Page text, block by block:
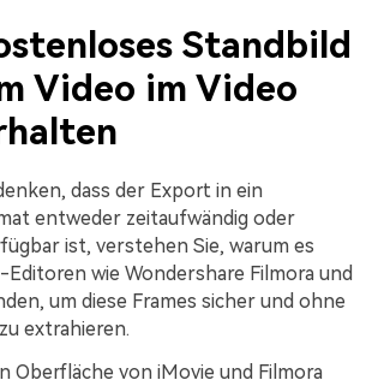
Standbild
Video im Video
dass der Export in ein
entweder zeitaufwändig oder
ist, verstehen Sie, warum es
wie Wondershare Filmora und
um diese Frames sicher und ohne
extrahieren.
Oberfläche von iMovie und Filmora